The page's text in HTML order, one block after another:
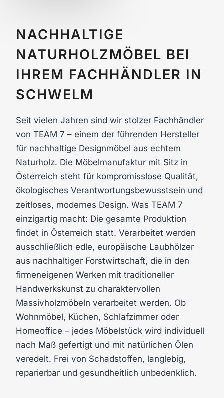
NACHHALTIGE
NATURHOLZMÖBEL BEI
IHREM FACHHÄNDLER IN
SCHWELM
Seit vielen Jahren sind wir stolzer Fachhändler
von TEAM 7 – einem der führenden Hersteller
für nachhaltige Designmöbel aus echtem
Naturholz. Die Möbelmanufaktur mit Sitz in
Österreich steht für kompromisslose Qualität,
ökologisches Verantwortungsbewusstsein und
zeitloses, modernes Design. Was TEAM 7
einzigartig macht: Die gesamte Produktion
findet in Österreich statt. Verarbeitet werden
ausschließlich edle, europäische Laubhölzer
aus nachhaltiger Forstwirtschaft, die in den
firmeneigenen Werken mit traditioneller
Handwerkskunst zu charaktervollen
Massivholzmöbeln verarbeitet werden. Ob
Wohnmöbel, Küchen, Schlafzimmer oder
Homeoffice – jedes Möbelstück wird individuell
nach Maß gefertigt und mit natürlichen Ölen
veredelt. Frei von Schadstoffen, langlebig,
reparierbar und gesundheitlich unbedenklich.